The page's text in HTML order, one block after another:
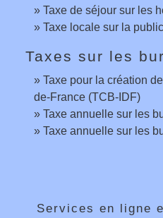
Taxe de séjour sur les
Taxe locale sur la
Taxes sur les
Taxe pour la création
de-France (TCB-IDF)
Taxe annuelle sur les
Taxe annuelle sur les
Services en ligne